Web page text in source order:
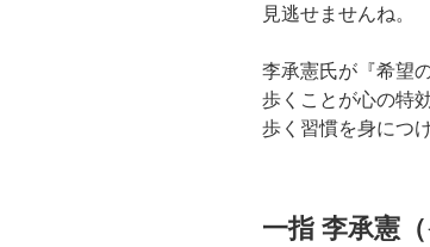
見逃せませんね。
李承憲氏が『希望
歩くことが心の特
歩く習慣を身につ
一指 李承憲